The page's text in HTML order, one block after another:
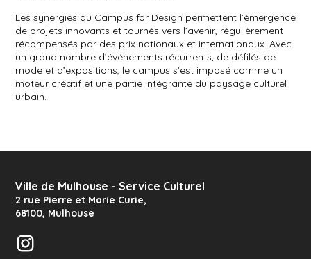
Les synergies du Campus for Design permettent l’émergence
de projets innovants et tournés vers l’avenir, régulièrement
récompensés par des prix nationaux et internationaux. Avec
un grand nombre d’événements récurrents, de défilés de
mode et d’expositions, le campus s’est imposé comme un
moteur créatif et une partie intégrante du paysage culturel
urbain.
Ville de Mulhouse - Service Culturel
2 rue Pierre et Marie Curie,
68100, Mulhouse
Instagram